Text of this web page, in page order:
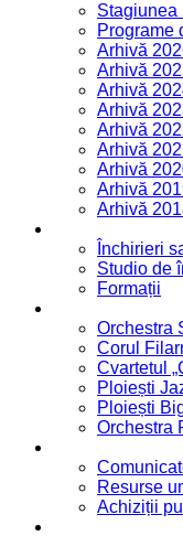
Stagiunea
Programe
Arhivă
Arhivă
Arhivă
Arhivă
Arhivă
Arhivă
Arhivă
Arhivă
Arhivă
Închirieri
Studio de
Formații
Orchestra
Corul
Cvartetul
Ploiești
Ploiești
Orchestra
Resurse
Achiziții